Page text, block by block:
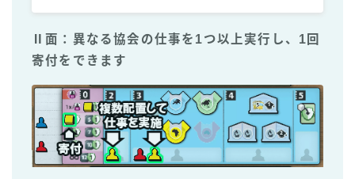
Ⅱ面：異なる協会の仕事を1つ以上実行し、1回
寄付をできます